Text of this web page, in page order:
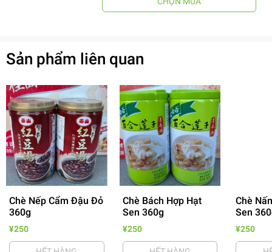
- 64%
Sản phẩm liên quan
Chè Nếp Cẩm Đậu Đỏ
360g
¥250
Chè Bách Hợp Hạt
Sen 360g
¥250
Chè
Sen
¥250